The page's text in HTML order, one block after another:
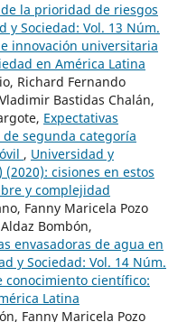
la prioridad de riesgos
y Sociedad: Vol. 13 Núm.
innovación universitaria
en América Latina
Richard Fernando
Bastidas Chalán,
Expectativas
segunda categoría
, Universidad y
(2020): cisiones en estos
y complejidad
Fanny Maricela Pozo
Bombón,
envasadoras de agua en
y Sociedad: Vol. 14 Núm.
conocimiento científico:
Latina
Fanny Maricela Pozo